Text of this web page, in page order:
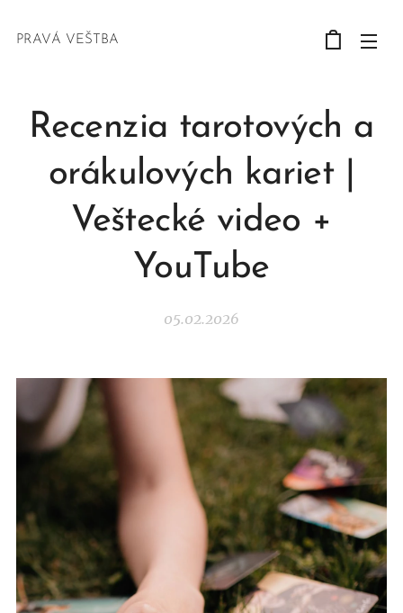
PRAVÁ VEŠTBA
Recenzia tarotových a
orákulových kariet |
Veštecké video +
YouTube
05.02.2026